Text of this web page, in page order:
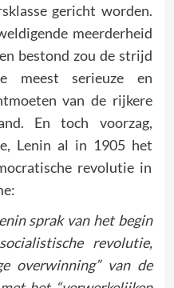
gericht worden.
meerderheid
bestond zou de strijd
meest serieuze en
van de rijkere
En toch voorzag,
Lenin al in 1905 het
revolutie in
sprak van het begin
revolutie,
overwinning” van de